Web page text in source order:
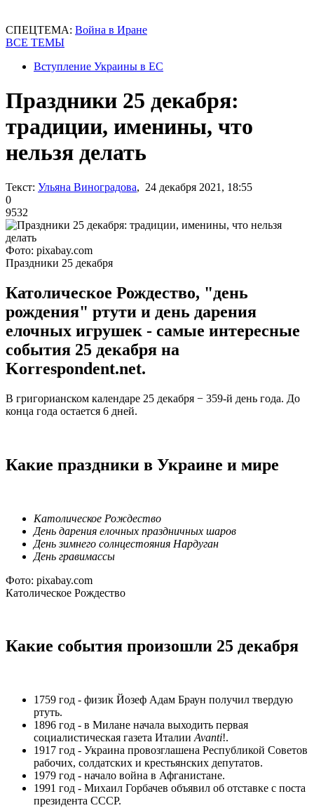
СПЕЦТЕМА: Война в Иране
ВСЕ ТЕМЫ
Вступление Украины в ЕС
Праздники 25 декабря:
традиции, именины, что
нельзя делать
Текст: Ульяна Виноградова, 24 декабря 2021, 18:55
0
9532
Фото: pixabay.com
Праздники 25 декабря
Католическое Рождество, "день
рождения" ртути и день дарения
елочных игрушек - самые интересные
события 25 декабря на
Korrespondent.net.
В григорианском календаре 25 декабря − 359-й день года. До
конца года остается 6 дней.
Какие праздники в Украине и мире
Католическое Рождество
День дарения елочных праздничных шаров
День зимнего солнцестояния Нардуган
День гравимассы
Фото: pixabay.com
Католическое Рождество
Какие события произошли 25 декабря
1759 год - физик Йозеф Адам Браун получил твердую
ртуть.
1896 год - в Милане начала выходить первая
социалистическая газета Италии Avanti!.
1917 год - Украина провозглашена Республикой Советов
рабочих, солдатских и крестьянских депутатов.
1979 год - начало война в Афганистане.
1991 год - Михаил Горбачев объявил об отставке с поста
президента СССР.